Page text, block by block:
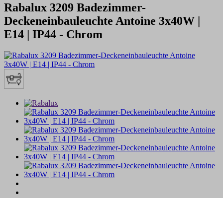
Rabalux 3209 Badezimmer-
Deckeneinbauleuchte Antoine 3x40W |
E14 | IP44 - Chrom